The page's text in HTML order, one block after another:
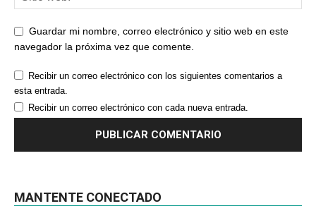
Guardar mi nombre, correo electrónico y sitio web en este
navegador la próxima vez que comente.
Recibir un correo electrónico con los siguientes comentarios a
esta entrada.
Recibir un correo electrónico con cada nueva entrada.
MANTENTE CONECTADO